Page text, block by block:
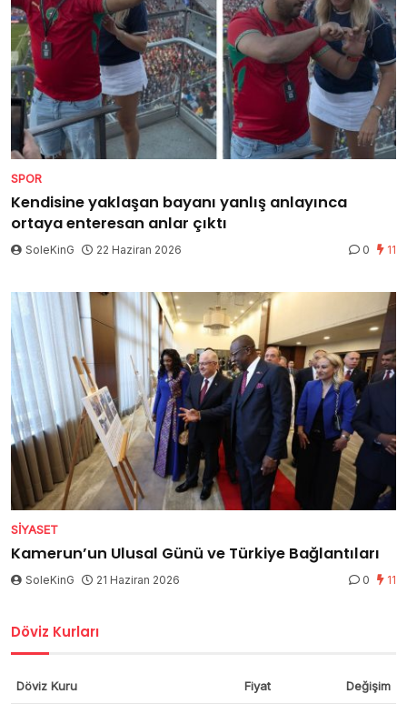
SPOR
Kendisine yaklaşan bayanı yanlış anlayınca
ortaya enteresan anlar çıktı
SoleKinG 22 Haziran 2026 0 11
SIYASET
Kamerun’un Ulusal Günü ve Türkiye Bağlantıları
SoleKinG 21 Haziran 2026 0 11
Döviz Kurları
Döviz Kuru Fiyat Değişim